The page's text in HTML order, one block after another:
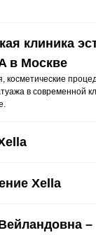
клиника
в Москве
косметические
в современной
Xella